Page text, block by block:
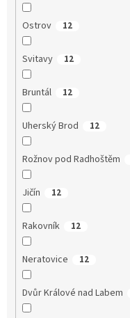
Ostrov 12
Svitavy 12
Bruntál 12
Uherský Brod 12
Rožnov pod Radhoštěm
Jičín 12
Rakovník 12
Neratovice 12
Dvůr Králové nad Labem